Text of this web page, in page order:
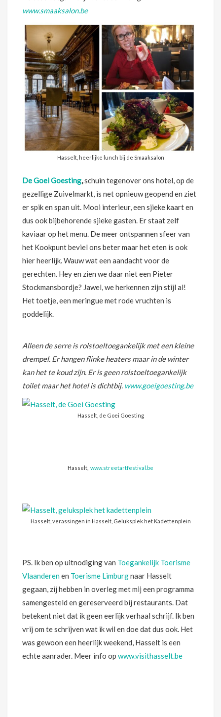
www.smaaksalon.be
Hasselt, heerlijke lunch bij de Smaaksalon
De Goei Goesting,schuin tegenover ons hotel, op de
gezellige Zuivelmarkt, is net opnieuw geopend en ziet
er spik en span uit. Mooi interieur, een sjieke kaart en
dus ook bijbehorende sjieke gasten. Er staat zelf
kaviaar op het menu. De meer ontspannen sfeer van
het Kookpunt beviel ons beter maar het eten is ook
hier heerlijk. Wauw wat een aandacht voor de
gerechten. Hey en zien we daar niet een Pieter
Stockmansbordje? Jawel, we herkennen zijn stijl al!
Het toetje, een meringue met rode vruchten is
goddelijk.
Alleen de serre is rolstoeltoegankelijk met een kleine
drempel. Er hangen flinke heaters maar in de winter
kan het te koud zijn. Er is geen rolstoeltoegankelijk
toilet maar het hotel is dichtbij. www.goeigoesting.be
Hasselt, de Goei Goesting
Hasselt, www.streetartfestival.be
Hasselt, verassingen in Hasselt, Geluksplek het Kadettenplein
PS. Ik ben op uitnodiging van Toegankelijk Toerisme
Vlaanderenen Toerisme Limburgnaar Hasselt
gegaan, zij hebben in overleg met mij een programma
samengesteld en gereserveerd bij restaurants. Dat
betekent niet dat ik geen eerlijk verhaal schrijf. Ik ben
vrij om te schrijven wat ik wil en doe dat dus ook. Het
was gewoon een heerlijk weekend, Hasselt is een
echte aanrader. Meer info op www.visithasselt.be